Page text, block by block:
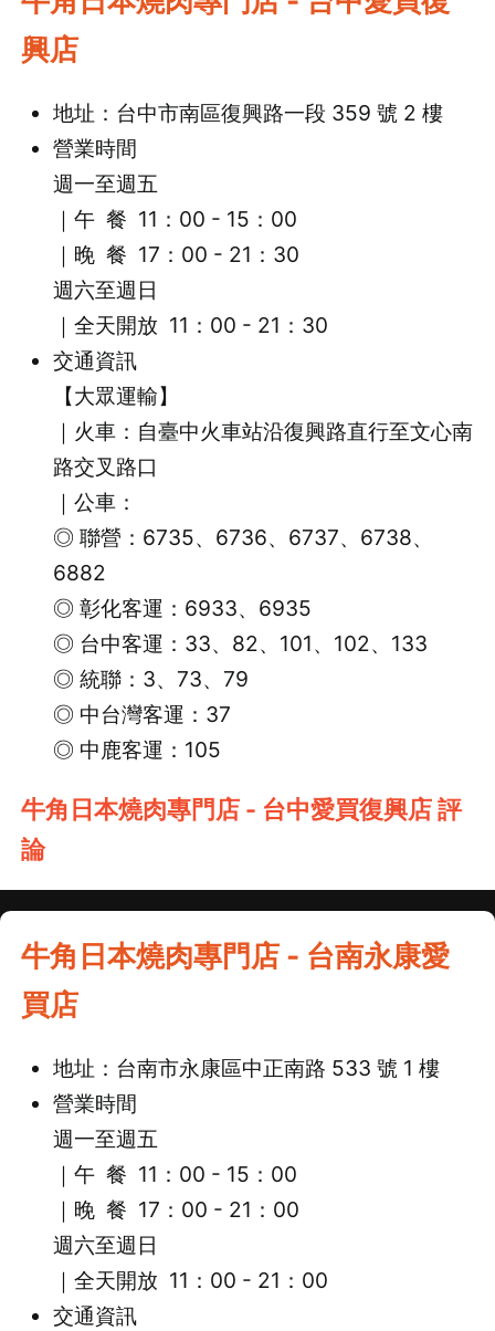
興店
地址：台中市南區復興路一段 359 號 2 樓
營業時間
週一至週五
｜午 餐 11：00 - 15：00
｜ 晚 餐 17：00 - 21：30
週六至週日
｜全天開放 11：00 - 21：30
交通資訊
【大眾運輸】
｜火車：自臺中火車站沿復興路直行至文心南
路交叉路口
｜公車：
◎ 聯營：6735、6736、6737、6738、
6882
◎ 彰化客運：6933、6935
◎ 台中客運：33、82、101、102、133
◎ 統聯：3、73、79
◎ 中台灣客運：37
◎ 中鹿客運：105
牛角日本燒肉專門店 - 台中愛買復興店 評
論
牛角日本燒肉專門店 - 台南永康愛
買店
地址：台南市永康區中正南路 533 號 1 樓
營業時間
週一至週五
｜午 餐 11：00 - 15：00
｜ 晚 餐 17：00 - 21：00
週六至週日
｜全天開放 11：00 - 21：00
交通資訊